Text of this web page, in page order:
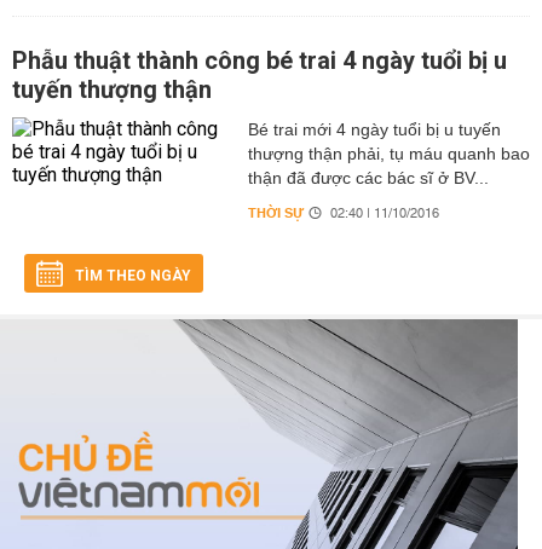
Phẫu thuật thành công bé trai 4 ngày tuổi bị u
tuyến thượng thận
Bé trai mới 4 ngày tuổi bị u tuyến
thượng thận phải, tụ máu quanh bao
thận đã được các bác sĩ ở BV...
THỜI SỰ 02:40 | 11/10/2016
TÌM THEO NGÀY